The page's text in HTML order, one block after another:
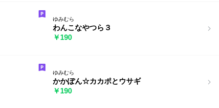
ゆみむら
わんこなやつら３
￥190
ゆみむら
かかぽん☆カカポとウサギ
￥190